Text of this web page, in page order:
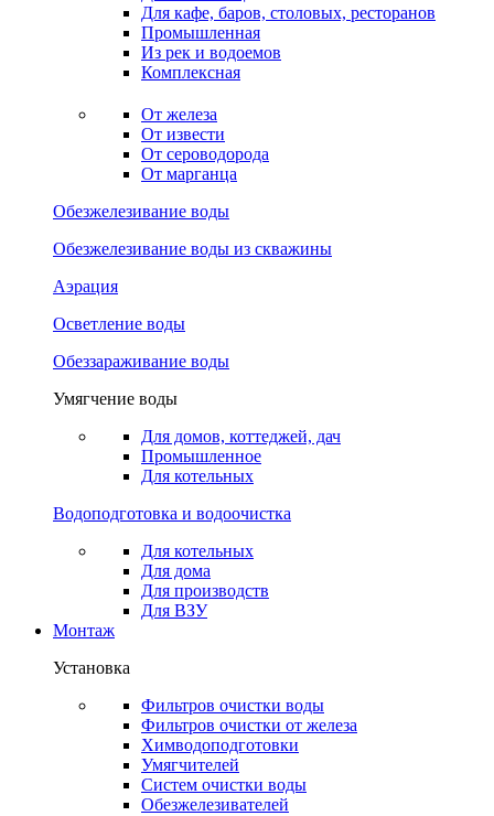
Для кафе, баров, столовых, ресторанов
Промышленная
Из рек и водоемов
Комплексная
От железа
От извести
От сероводорода
От марганца
Обезжелезивание воды
Обезжелезивание воды из скважины
Аэрация
Осветление воды
Обеззараживание воды
Умягчение воды
Для домов, коттеджей, дач
Промышленное
Для котельных
Водоподготовка и водоочистка
Для котельных
Для дома
Для производств
Для ВЗУ
Монтаж
Установка
Фильтров очистки воды
Фильтров очистки от железа
Химводоподготовки
Умягчителей
Систем очистки воды
Обезжелезивателей